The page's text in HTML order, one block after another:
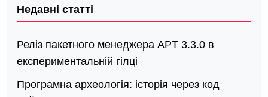
Недавні статті
Реліз пакетного менеджера APT 3.3.0 в
експериментальній гілці
Програмна археологія: історія через код